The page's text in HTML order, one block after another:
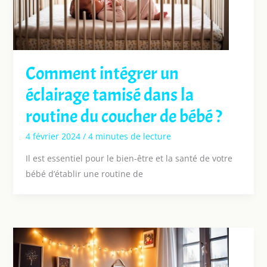
Comment intégrer un
éclairage tamisé dans la
routine du coucher de bébé ?
4 février 2024 / 4 minutes de lecture
Il est essentiel pour le bien-être et la santé de votre
bébé d’établir une routine de